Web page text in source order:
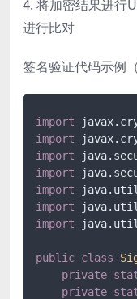
4. 将加密结果进行
进行比对
签名验证代码示例
import
import
import
import
import
import
import
public class
private
private